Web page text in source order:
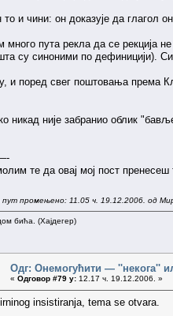
то и чини: он доказује да глагол
много пута рекла да се рекција
су синоними по дефиницији).
и поред свег поштовања према
никад није забранио облик
те да овај мој пост
промењено: 11.05 ч. 19.12.2006. од
бића. (Хајдегер)
Одг: Онемогућити — ''некога''
« Одговор #79 у: 12.17 ч. 19.12.2006. »
insistiranja, tema se otvara.